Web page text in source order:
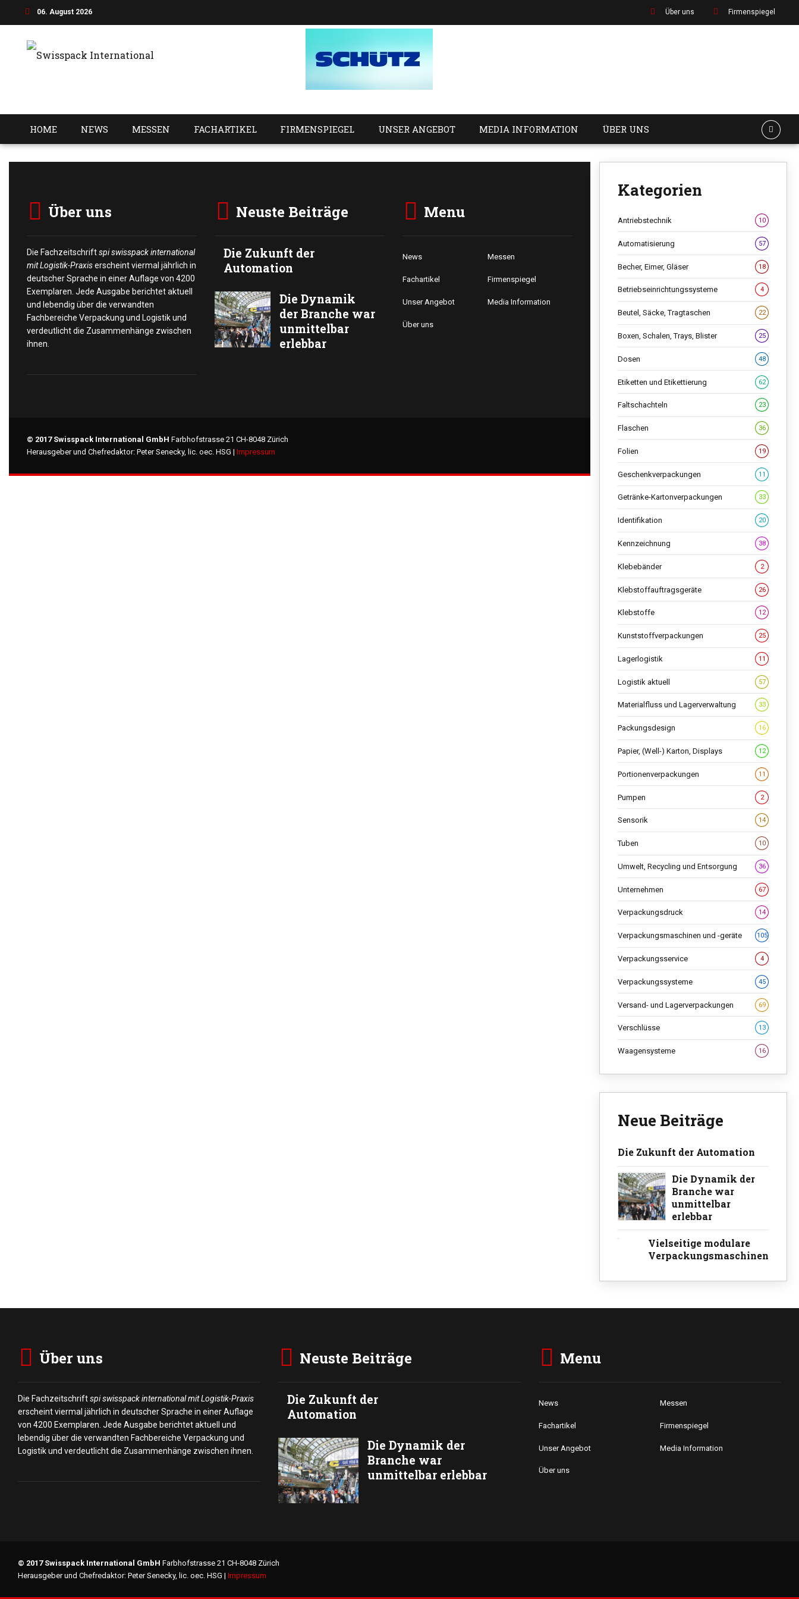
06. August 2026 Über uns Firmenspiegel
HOME NEWS MESSEN FACHARTIKEL FIRMENSPIEGEL UNSER ANGEBOT MEDIA INFORMATION ÜBER UNS
Über uns
Die Fachzeitschriftspi swisspack international
mit Logistik-Praxiserscheint viermal jährlich in
deutscher Sprache in einer Auflage von 4200
Exemplaren. Jede Ausgabe berichtet aktuell
und lebendig über die verwandten
Fachbereiche Verpackung und Logistik und
verdeutlicht die Zusammenhänge zwischen
ihnen.
Neuste Beiträge
Die Zukunft der
Automation
Die Dynamik
der Branche war
unmittelbar
erlebbar
Menu
News Messen
Fachartikel Firmenspiegel
Unser Angebot Media Information
Über uns
© 2017 Swisspack International GmbH Farbhofstrasse 21 CH-8048 Zürich
Herausgeber und Chefredaktor: Peter Senecky, lic. oec. HSG | Impressum
Kategorien
Antriebstechnik 10
Automatisierung 57
Becher, Eimer, Gläser 18
Betriebseinrichtungssysteme 4
Beutel, Säcke, Tragtaschen 22
Boxen, Schalen, Trays, Blister 25
Dosen 48
Etiketten und Etikettierung 62
Faltschachteln 23
Flaschen 36
Folien 19
Geschenkverpackungen 11
Getränke-Kartonverpackungen 33
Identifikation 20
Kennzeichnung 38
Klebebänder 2
Klebstoffauftragsgeräte 26
Klebstoffe 12
Kunststoffverpackungen 25
Lagerlogistik 11
Logistik aktuell 57
Materialfluss und Lagerverwaltung 33
Packungsdesign 16
Papier, (Well-) Karton, Displays 12
Portionenverpackungen 11
Pumpen 2
Sensorik 14
Tuben 10
Umwelt, Recycling und Entsorgung 36
Unternehmen 67
Verpackungsdruck 14
Verpackungsmaschinen und -geräte 105
Verpackungsservice 4
Verpackungssysteme 45
Versand- und Lagerverpackungen 69
Verschlüsse 13
Waagensysteme 16
Neue Beiträge
Die Zukunft der Automation
Die Dynamik der
Branche war
unmittelbar
erlebbar
Vielseitige modulare
Verpackungsmaschinen
Über uns
Die Fachzeitschriftspi swisspack international mit Logistik-Praxis
erscheint viermal jährlich in deutscher Sprache in einer Auflage
von 4200 Exemplaren. Jede Ausgabe berichtet aktuell und
lebendig über die verwandten Fachbereiche Verpackung und
Logistik und verdeutlicht die Zusammenhänge zwischen ihnen.
Neuste Beiträge
Die Zukunft der
Automation
Die Dynamik der
Branche war
unmittelbar erlebbar
Menu
News Messen
Fachartikel Firmenspiegel
Unser Angebot Media Information
Über uns
© 2017 Swisspack International GmbH Farbhofstrasse 21 CH-8048 Zürich
Herausgeber und Chefredaktor: Peter Senecky, lic. oec. HSG | Impressum